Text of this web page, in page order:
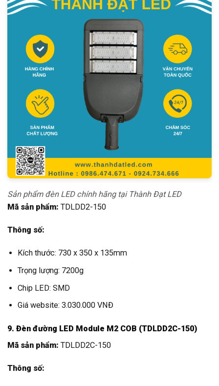
Sản phẩm đèn LED chính hãng tại Thành Đạt LED
Mã sản phẩm: TDLDD2-150
Thông số:
Kích thước: 730 x 350 x 135mm
Trọng lượng: 7200g
Chip LED: SMD
Giá website: 3.030.000 VNĐ
9. Đèn đường LED Module M2 COB (TDLDD2C-150)
Mã sản phẩm: TDLDD2C-150
Thông số: